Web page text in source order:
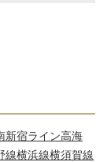
新宿ライン高海
線横浜線横須賀線